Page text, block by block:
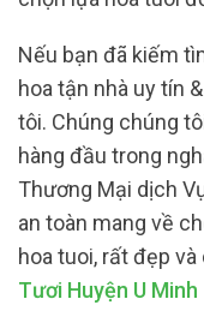
Nếu bạn đã kiếm
hoa tận nhà uy tín
tôi. Chúng chúng
hàng đầu trong
Thương Mại dịch
an toàn mang về
hoa tuoi, rất đẹp
Tươi Huyện U Minh